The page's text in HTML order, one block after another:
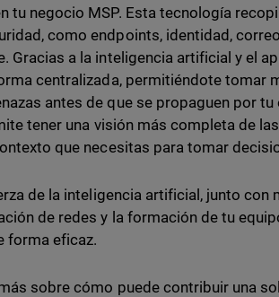
tu negocio MSP. Esta tecnología
como endpoints, identidad,
Gracias a la inteligencia artificial y el
centralizada, permitiéndote tomar
antes de que se propaguen por
tener una visión más completa de
que necesitas para tomar
de la inteligencia artificial, junto con
de redes y la formación de tu
forma eficaz.
sobre cómo puede contribuir una